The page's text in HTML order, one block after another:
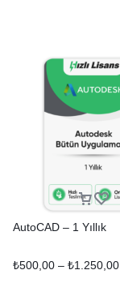
AutoCAD – 1 Yıllık
₺500,00 – ₺1.250,00